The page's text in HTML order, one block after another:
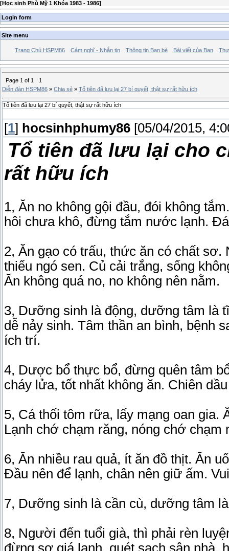
[Học sinh Phù Mỹ 1 Khóa 1983 - 1986]
Login form
Site menu
Trang Chủ HSPM86 Cảm nghĩ - Nhắn tin Thông tin Bạn bè Bài viết của Bạn
Page 1 of 1
1
Diễn đàn HSPM86 » Chia sẻ » Tổ tiên đã lưu lại 27 bí quyết, thật sự rất hữu ích
Tổ tiên đã lưu lại 27 bí quyết, thật sự rất hữu ích
[1] hocsinhphumy86 [05/04/2015,
Tổ tiên đã lưu lại cho
rất hữu ích
1, Ăn no không gội đầu, đói không
hôi chưa khô, đừng tắm nước lạnh.
2, Ăn gạo có trấu, thức ăn có chất
thiếu ngó sen. Củ cải trắng, sống
Ăn không quá no, no không nên nằm.
3, Dưỡng sinh là động, dưỡng tâm là
dễ nảy sinh. Tâm thần an bình, bệnh
ích trí.
4, Dược bổ thực bổ, đừng quên tâm
cháy lửa, tốt nhất không ăn. Chiên
5, Cá thối tôm rữa, lấy mạng oan gia.
Lạnh chớ chạm răng, nóng chớ
6, Ăn nhiều rau quả, ít ăn đồ thịt. Ăn
Đầu nên để lạnh, chân nên giữ ấm.
7, Dưỡng sinh là cần cù, dưỡng tâm
8, Người đến tuổi già, thì phải rèn
đừng sợ giá lạnh, quét sạch sân nhà,